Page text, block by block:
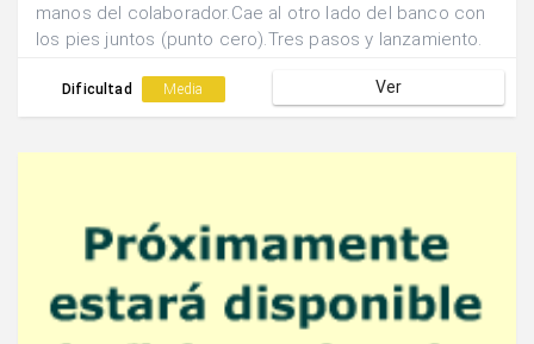
manos del colaborador.Cae al otro lado del banco con
los pies juntos (punto cero).Tres pasos y lanzamiento.
Dificultad Media Ver